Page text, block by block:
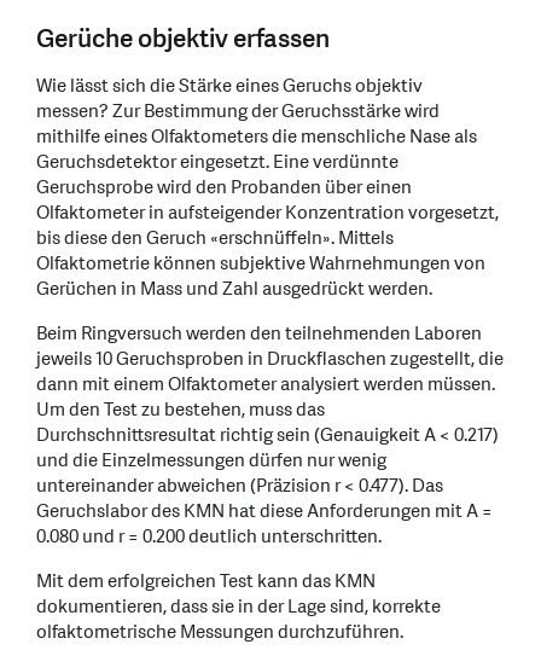
Gerüche objektiv erfassen
Wie lässt sich die Stärke eines Geruchs objektiv
messen? Zur Bestimmung der Geruchsstärke wird
mithilfe eines Olfaktometers die menschliche Nase als
Geruchsdetektor eingesetzt. Eine verdünnte
Geruchsprobe wird den Probanden über einen
Olfaktometer in aufsteigender Konzentration vorgesetzt,
bis diese den Geruch «erschnüffeln». Mittels
Olfaktometrie können subjektive Wahrnehmungen von
Gerüchen in Mass und Zahl ausgedrückt werden.
Beim Ringversuch werden den teilnehmenden Laboren
jeweils 10 Geruchsproben in Druckflaschen zugestellt, die
dann mit einem Olfaktometer analysiert werden müssen.
Um den Test zu bestehen, muss das
Durchschnittsresultat richtig sein (Genauigkeit A < 0.217)
und die Einzelmessungen dürfen nur wenig
untereinander abweichen (Präzision r < 0.477). Das
Geruchslabor des KMN hat diese Anforderungen mit A =
0.080 und r = 0.200 deutlich unterschritten.
Mit dem erfolgreichen Test kann das KMN
dokumentieren, dass sie in der Lage sind, korrekte
olfaktometrische Messungen durchzuführen.